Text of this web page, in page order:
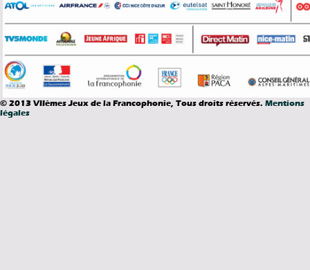
© 2013 VIIèmes Jeux de la Francophonie, Tous droits réservés. Mentions
légales